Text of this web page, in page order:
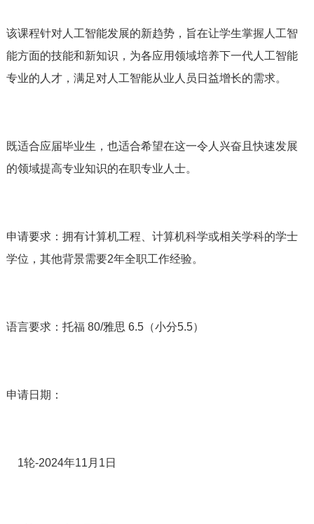
该课程针对人工智能发展的新趋势，旨在让学生掌握人工智
能方面的技能和新知识，为各应用领域培养下一代人工智能
专业的人才，满足对人工智能从业人员日益增长的需求。
既适合应届毕业生，也适合希望在这一令人兴奋且快速发展
的领域提高专业知识的在职专业人士。
申请要求：拥有计算机工程、计算机科学或相关学科的学士
学位，其他背景需要2年全职工作经验。
语言要求：托福 80/雅思 6.5（小分5.5）
申请日期：
1轮-2024年11月1日